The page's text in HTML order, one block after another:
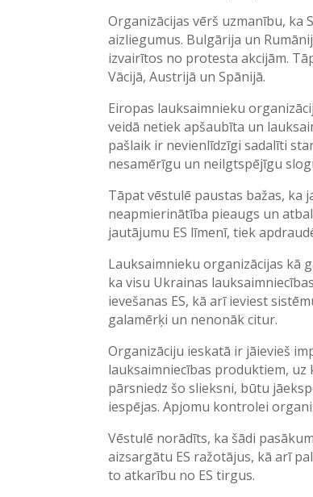
Organizācijas vērš uzmanību, ka
aizliegumus. Bulgārija un
izvairītos no protesta akcijām.
Vācijā, Austrijā un Spānijā.
Eiropas lauksaimnieku
veidā netiek apšaubīta un
pašlaik ir nevienlīdzīgi sadalīti
nesamērīgu un neilgtspējīgu
Tāpat vēstulē paustas bažas, ka
neapmierinātība pieaugs un
jautājumu ES līmenī, tiek
Lauksaimnieku organizācijas kā
ka visu Ukrainas
ievešanas ES, kā arī ieviest
galamērķi un nenonāk citur.
Organizāciju ieskatā ir jāievieš
lauksaimniecības produktiem, uz
pārsniedz šo slieksni, būtu
iespējas. Apjomu kontrolei
Vēstulē norādīts, ka šādi
aizsargātu ES ražotājus, kā arī
to atkarību no ES tirgus.